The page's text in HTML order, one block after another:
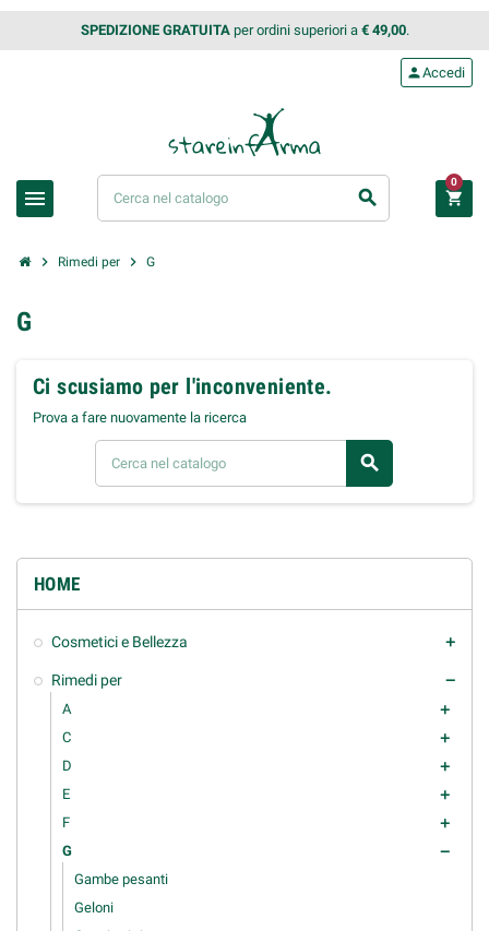
SPEDIZIONE GRATUITAper ordini superiori a € 49,00.
menu search
personAccedi
shopping_cart
0
chevron_right Rimedi per chevron_right G
HOME
Cosmetici e Bellezza add
Rimedi per remove
A add
C add
D add
E add
F add
G remove
Gambe pesanti
Geloni
G
Ci scusiamo per l'inconveniente.
Prova a fare nuovamente la ricerca
search